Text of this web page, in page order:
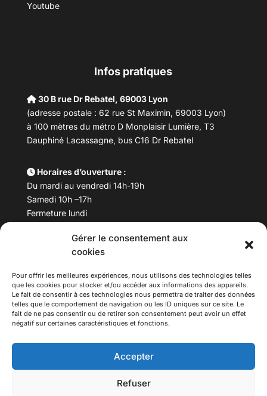
Gérer le consentement aux
cookies
Pour offrir les meilleures expériences, nous utilisons des technologies telles
que les cookies pour stocker et/ou accéder aux informations des appareils.
Le fait de consentir à ces technologies nous permettra de traiter des données
telles que le comportement de navigation ou les ID uniques sur ce site. Le
fait de ne pas consentir ou de retirer son consentement peut avoir un effet
négatif sur certaines caractéristiques et fonctions.
Accepter
Refuser
Youtube
Infos pratiques
30 B rue Dr Rebatel, 69003 Lyon
(adresse postale : 62 rue St Maximin, 69003 Lyon)
à 100 mètres du métro D Monplaisir Lumière, T3
Dauphiné Lacassagne, bus C16 Dr Rebatel
Horaires d’ouverture :
Du mardi au vendredi 14h-19h
Samedi 10h –17h
Fermeture lundi
Téléphone : 04 78 53 06 40
maisondesculturesasiatiques@asiexpo.com